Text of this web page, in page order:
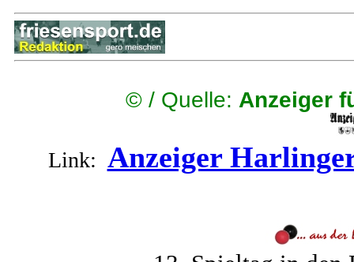
©/ Quelle: Anzeiger
Link: Anzeiger